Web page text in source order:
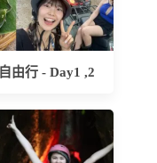
由行 - Day1 ,2